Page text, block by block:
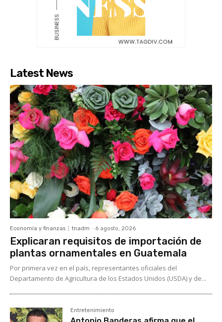
Latest News
Economía y finanzas tnadm - 6 agosto, 2026
Explicaran requisitos de importación de
plantas ornamentales en Guatemala
Por primera vez en el país, representantes oficiales del
Departamento de Agricultura de los Estados Unidos (USDA) y de...
Entretenimiento